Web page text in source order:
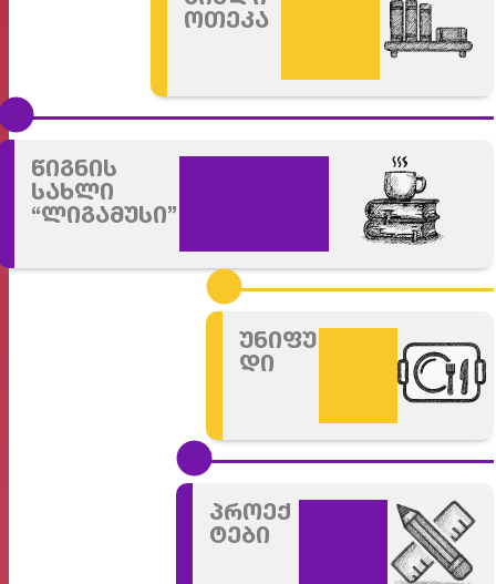
ოთეკა
წიგნის
სახლი
“ლიგამუსი”
უნიფუ
დი
პროექ
ტები